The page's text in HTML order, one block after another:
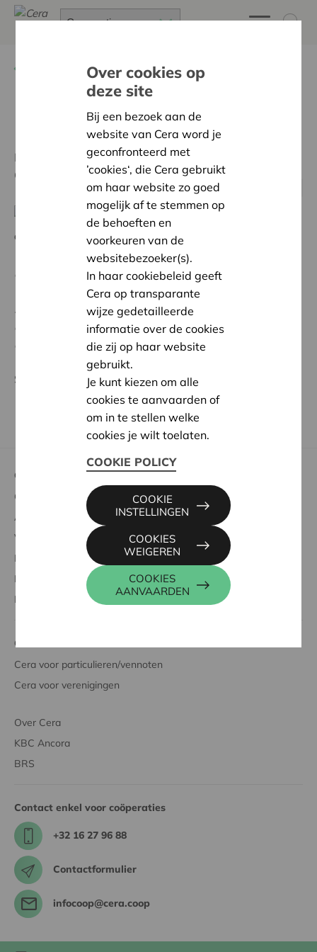
Advies op maat
Referenties
Enkele coöperaties delen graag hun ervaringen met
Cera Coopburo.
endeavour
“Belangrijker dan het formele, is het psychologische
aspect. Als we de troeven van de werkerscoöperatie
willen uitspelen, moet een medevennoot zich ook echt
mede-eigenaar voelen en zich zo gedragen. Daarom
dachten we samen met Hannes na over al die
aspecten."
Seppe De Blust, endeavour
Cera voor coöperaties
Over Cera en coöperaties
Advies op maat
Vorming & ontmoeting
Info & onderzoek
Kalender
Nieuws
Cera voor
Cera voor particulieren/vennoten
Cera voor verenigingen
Over Cera
KBC Ancora
BRS
Contact enkel voor coöperaties
+32 16 27 96 88
Contactformulier
infocoop@cera.coop
Over cookies op
deze site
Bij een bezoek aan de
website van Cera word je
geconfronteerd met
’cookies‘, die Cera gebruikt
om haar website zo goed
mogelijk af te stemmen op
de behoeften en
voorkeuren van de
websitebezoeker(s).
In haar cookiebeleid geeft
Cera op transparante
wijze gedetailleerde
informatie over de cookies
die zij op haar website
gebruikt.
Je kunt kiezen om alle
cookies te aanvaarden of
om in te stellen welke
cookies je wilt toelaten.
COOKIE POLICY
COOKIES
AANVAARDEN
COOKIES
WEIGEREN
COOKIE
INSTELLINGEN